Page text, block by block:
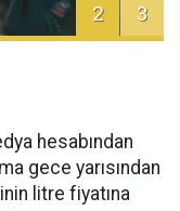
2 3
hesabından
gece yarısından
litre fiyatına